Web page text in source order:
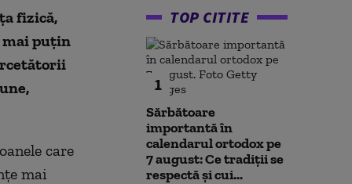
fizică,
mai puțin
care
mai
TOP CITITE
1
Sărbătoare
importantă în
calendarul ortodox pe
7 august: Ce tradiții se
respectă și cui...